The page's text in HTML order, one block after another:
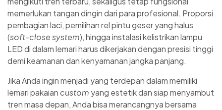
memerlukan tangan dingin dari para profesional. Proporsi
pembagian laci, pemilihan rel pintu geser yang halus
(soft-close system), hingga instalasi kelistrikan lampu
LED di dalam lemari harus dikerjakan dengan presisi tinggi
demi keamanan dan kenyamanan jangka panjang.
Jika Anda ingin menjadi yang terdepan dalam memiliki
lemari pakaian custom yang estetik dan siap menyambut
tren masa depan, Anda bisa merancangnya bersama